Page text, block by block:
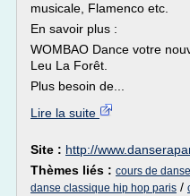
musicale, Flamenco etc.
En savoir plus :
WOMBAO Dance votre
Leu La Forêt.
Plus besoin de...
Lire la suite
Site : http://
Thèmes liés : cours de
danse classique hip hop paris /